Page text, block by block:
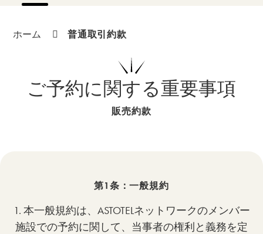
ホーム 普通取引約款
ご予約に関する重要事項
販売約款
第1条：一般規約
1. 本一般規約は、ASTOTELネットワークのメンバー
施設での予約に関して、当事者の権利と義務を定